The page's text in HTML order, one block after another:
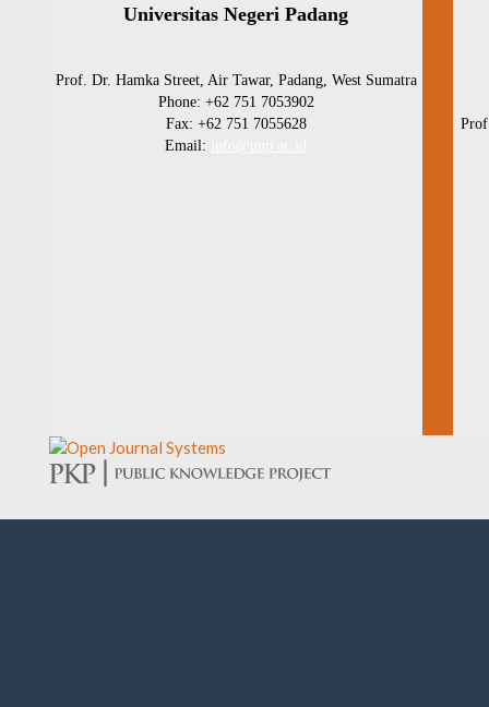
Universitas Negeri Padang
Prof. Dr. Hamka Street, Air Tawar, Padang, West Sumatra
Phone: +62 751 7053902
Fax: +62 751 7055628
Email: